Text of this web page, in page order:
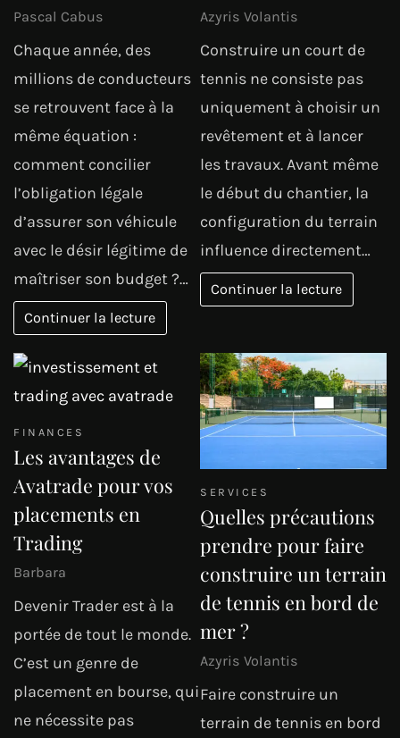
Pascal Cabus
Chaque année, des
millions de conducteurs
se retrouvent face à la
même équation :
comment concilier
l’obligation légale
d’assurer son véhicule
avec le désir légitime de
maîtriser son budget ?…
Continuer la lecture
Azyris Volantis
Construire un court de
tennis ne consiste pas
uniquement à choisir un
revêtement et à lancer
les travaux. Avant même
le début du chantier, la
configuration du terrain
influence directement…
Continuer la lecture
FINANCES
Les avantages de
Avatrade pour vos
placements en
Trading
Barbara
Devenir Trader est à la
portée de tout le monde.
C’est un genre de
placement en bourse, qui
ne nécessite pas
SERVICES
Quelles précautions
prendre pour faire
construire un terrain
de tennis en bord de
mer ?
Azyris Volantis
Faire construire un
terrain de tennis en bord